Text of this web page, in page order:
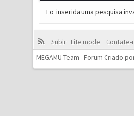
Foi inserida uma pesquisa
Subir Lite mode
Contate-
MEGAMU Team - Forum Criado